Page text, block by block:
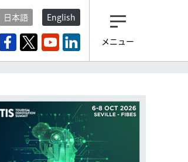
日本語 English
メニュー
観光産業ニュース「トラベ
登録済みですよね？
もし未だ登録していないなら…
いますぐ登録する